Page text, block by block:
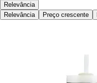
Relevância
Relevância
Preço crescente